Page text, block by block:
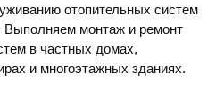
отопительных систем
Выполняем монтаж и ремонт
в частных домах,
и многоэтажных зданиях.